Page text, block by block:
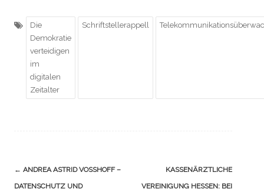
Die
Demokratie
verteidigen
im
digitalen
Zeitalter
Schriftstellerappell
Navigation
(Beiträge)
← ANDREA ASTRID VOSSHOFF – D
ATENSCHUTZ UND I
KASSENÄRZTLICHE
VEREINIGUNG HESSEN: BEI